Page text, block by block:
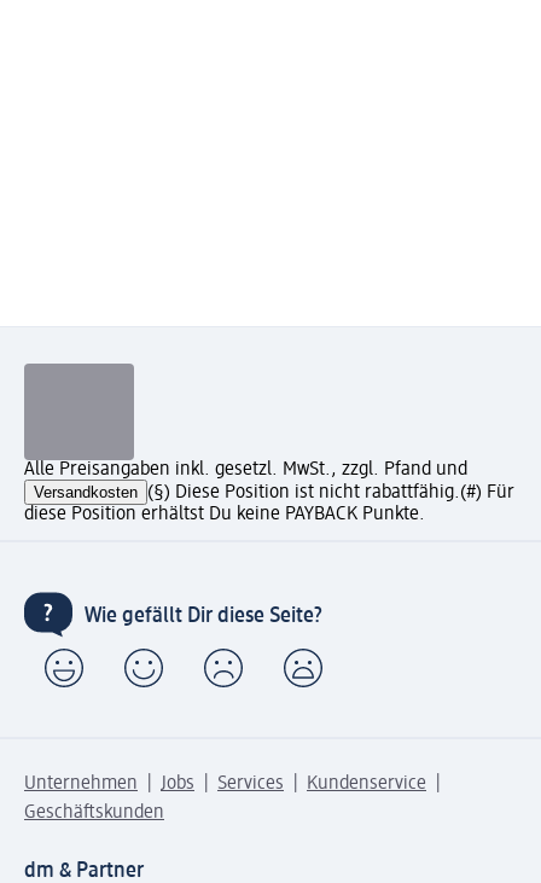
Alle Preisangaben inkl. gesetzl. MwSt., zzgl. Pfand und
Versandkosten (§) Diese Position ist nicht rabattfähig.(#) Für
diese Position erhältst Du keine PAYBACK Punkte.
Wie gefällt Dir diese Seite?
Unternehmen Jobs Services
Kundenservice
Geschäftskunden
dm & Partner